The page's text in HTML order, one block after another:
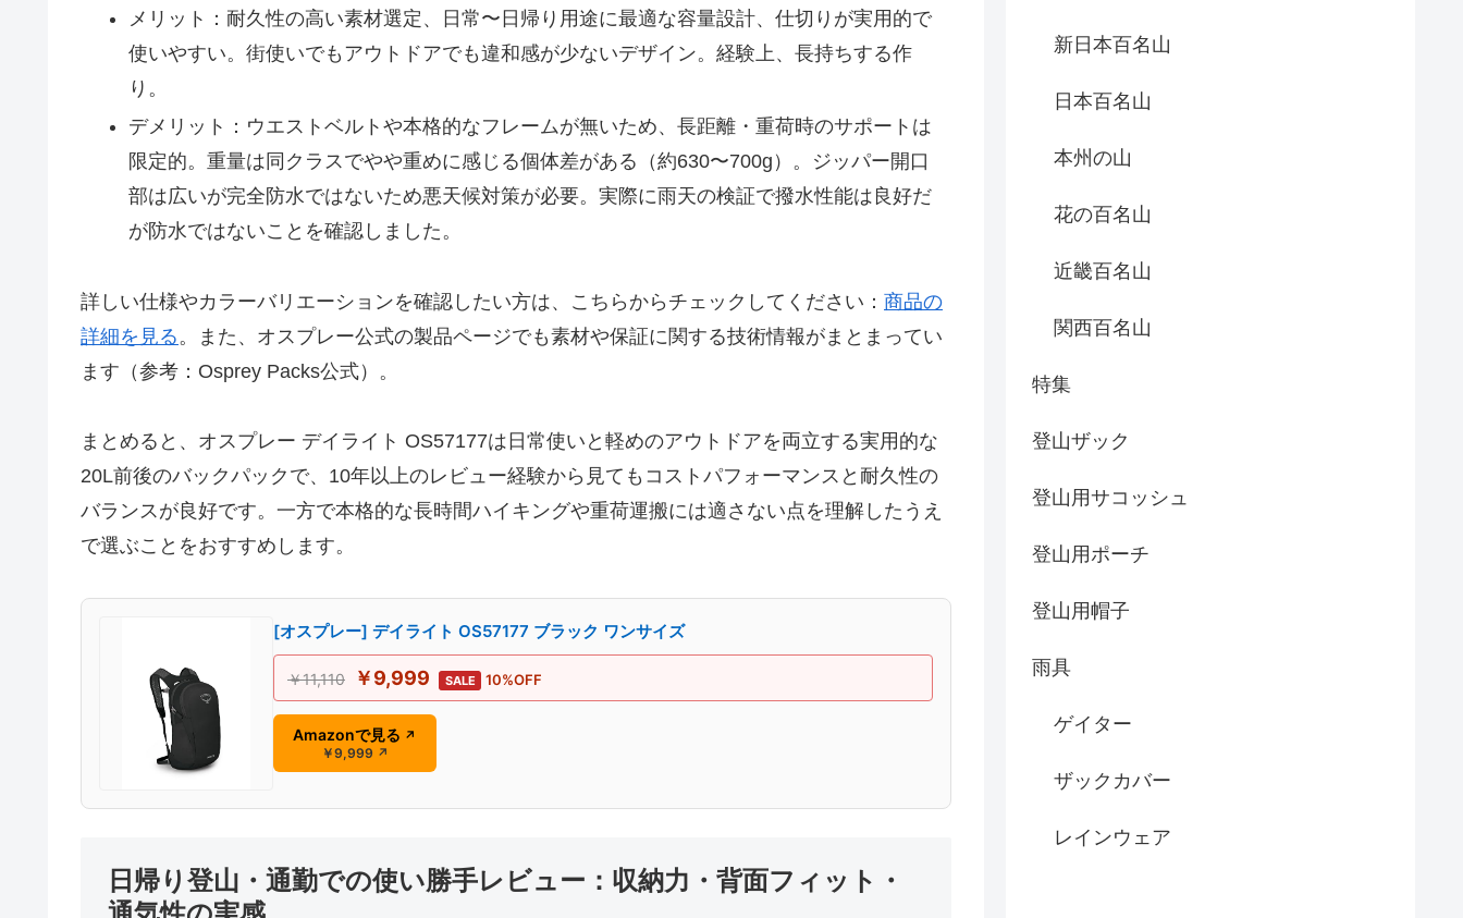
メリット：耐久性の高い素材選定、日常〜日帰り用途に最適な容量設計、仕切りが実用的で
使いやすい。街使いでもアウトドアでも違和感が少ないデザイン。経験上、長持ちする作
り。
デメリット：ウエストベルトや本格的なフレームが無いため、長距離・重荷時のサポートは
限定的。重量は同クラスでやや重めに感じる個体差がある（約630〜700g）。ジッパー開口
部は広いが完全防水ではないため悪天候対策が必要。実際に雨天の検証で撥水性能は良好だ
が防水ではないことを確認しました。
詳しい仕様やカラーバリエーションを確認したい方は、こちらからチェックしてください： 商品の
詳細を見る 。また、オスプレー公式の製品ページでも素材や保証に関する技術情報がまとまってい
ます（参考：Osprey Packs公式）。
まとめると、オスプレー デイライト OS57177は日常使いと軽めのアウトドアを両立する実用的な
20L前後のバックパックで、10年以上のレビュー経験から見てもコストパフォーマンスと耐久性の
バランスが良好です。一方で本格的な長時間ハイキングや重荷運搬には適さない点を理解したうえ
で選ぶことをおすすめします。
[オスプレー] デイライト OS57177 ブラック ワンサイズ
￥11,110 ￥9,999 SALE 10%OFF
Amazonで見る ↗
￥9,999 ↗
日帰り登山・通勤での使い勝手レビュー：収納力・背面フィット・
新日本百名山
日本百名山
本州の山
花の百名山
近畿百名山
関西百名山
特集
登山ザック
登山用サコッシュ
登山用ポーチ
登山用帽子
雨具
ゲイター
ザックカバー
レインウェア